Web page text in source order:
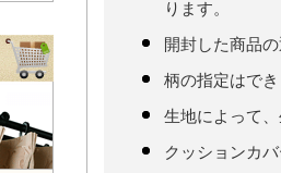
ります。
開封した商品
柄の指定はで
生地によって
クッションカ